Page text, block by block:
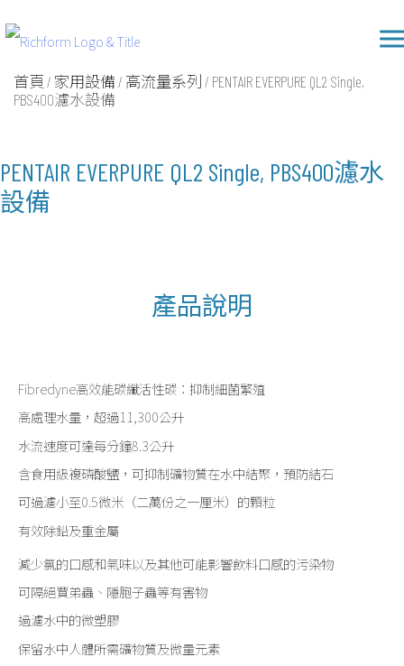
to
content
首頁 / 家用設備 / 高流量系列 / PENTAIR EVERPURE QL2 Single,
PBS400濾水設備
PENTAIR EVERPURE QL2 Single, PBS400濾水
設備
產品說明
Fibredyne高效能碳纖活性碳：抑制細菌繁殖
高處理水量，超過11,300公升
水流速度可達每分鐘8.3公升
含食用級複磷酸鹽，可抑制礦物質在水中結聚，預防結石
可過濾小至0.5微米（二萬份之一厘米）的顆粒
有效除鉛及重金屬
減少氯的口感和氣味以及其他可能影響飲料口感的污染物
可隔絕賈弟蟲、隱胞子蟲等有害物
過濾水中的微塑膠
保留水中人體所需礦物質及微量元素